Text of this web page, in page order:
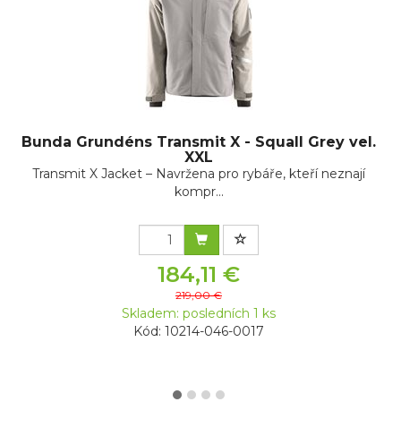
Bunda Grundéns Transmit X - Squall Grey vel.
XXL
Transmit X Jacket – Navržena pro rybáře, kteří neznají
kompr...
184,11 €
219,00 €
Skladem: posledních 1 ks
Kód: 10214-046-0017